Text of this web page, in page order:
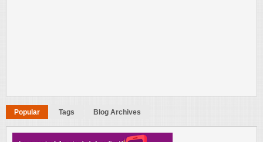
Popular Tags Blog Archives